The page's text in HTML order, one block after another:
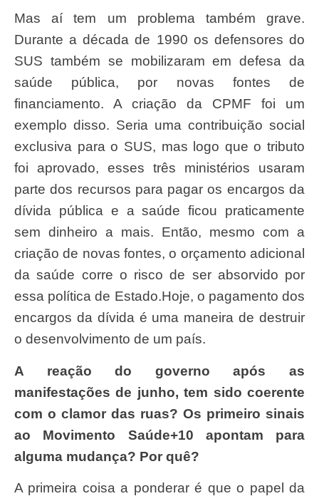
Mas aí tem um problema também grave.
Durante a década de 1990 os defensores do
SUS também se mobilizaram em defesa da
saúde pública, por novas fontes de
financiamento. A criação da CPMF foi um
exemplo disso. Seria uma contribuição social
exclusiva para o SUS, mas logo que o tributo
foi aprovado, esses três ministérios usaram
parte dos recursos para pagar os encargos da
dívida pública e a saúde ficou praticamente
sem dinheiro a mais. Então, mesmo com a
criação de novas fontes, o orçamento adicional
da saúde corre o risco de ser absorvido por
essa política de Estado.Hoje, o pagamento dos
encargos da dívida é uma maneira de destruir
o desenvolvimento de um país.
A reação do governo após as
manifestações de junho, tem sido coerente
com o clamor das ruas? Os primeiro sinais
ao Movimento Saúde+10 apontam para
alguma mudança? Por quê?
A primeira coisa a ponderar é que o papel da